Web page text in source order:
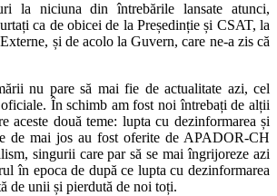
la niciuna din întrebările lansate atunci,
ca de obicei de la Președinție și CSAT, la
și de acolo la Guvern, care ne-a zis că
nu pare să mai fie de actualitate azi, cel
În schimb am fost noi întrebați de alții
aceste două teme: lupta cu dezinformarea și
de mai jos au fost oferite de APADOR-CH
singurii care par să se mai îngrijoreze azi
în epoca de după ce lupta cu dezinformarea
de unii și pierdută de noi toți.